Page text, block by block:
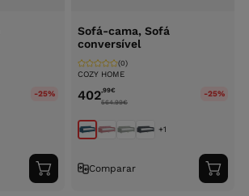
-25%
Adicionar
ao
Sofá-cama, Sofá
conversível
COZY HOME
(0)
402,99€
564.99€
-25%
+1
Comparar
ao